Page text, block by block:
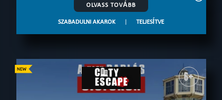
OLVASS TOVÁBB
SZABADULNI AKAROK | TELJESÍTVE
6+